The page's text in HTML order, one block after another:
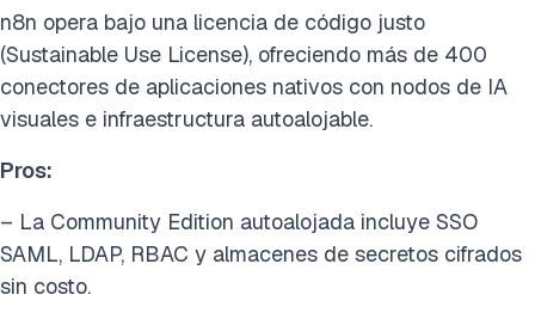
n8n opera bajo una licencia de código justo
(Sustainable Use License), ofreciendo más de 400
conectores de aplicaciones nativos con nodos de IA
visuales e infraestructura autoalojable.
Pros:
– La Community Edition autoalojada incluye SSO
SAML, LDAP, RBAC y almacenes de secretos cifrados
sin costo.